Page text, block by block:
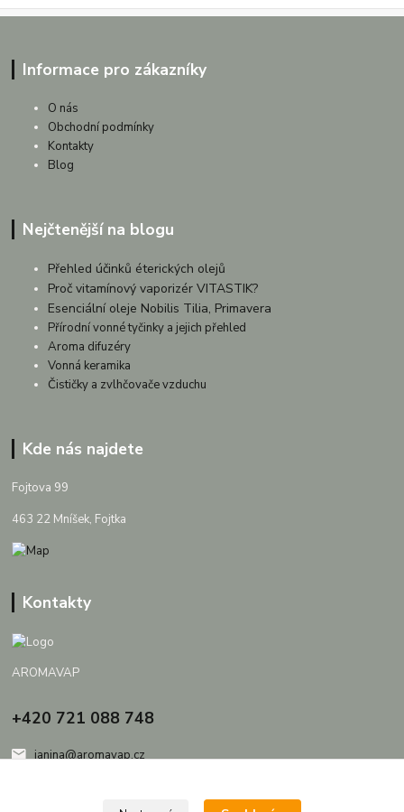
Informace pro zákazníky
O nás
Obchodní podmínky
Kontakty
Blog
Nejčtenější na blogu
Přehled účinků éterických olejů
Proč vitamínový vaporizér VITASTIK?
Esenciální oleje Nobilis Tilia, Primavera
Přírodní vonné tyčinky a jejich přehled
Aroma difuzéry
Vonná keramika
Čističky a zvlhčovače vzduchu
Kde nás najdete
Fojtova 99
463 22 Mníšek, Fojtka
Kontakty
AROMAVAP
+420 721 088 748
janina@aromavap.cz